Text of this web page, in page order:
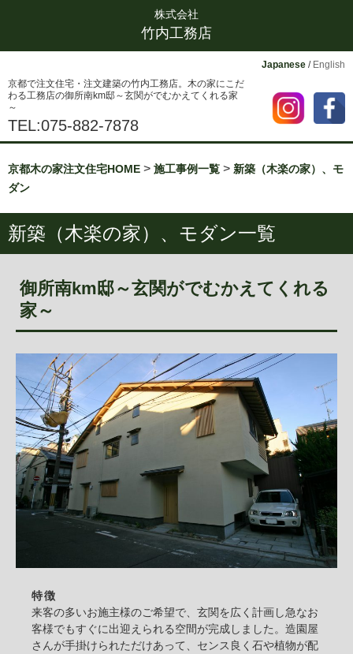
株式会社
竹内工務店
Japanese / English
京都で注文住宅・注文建築の竹内工務店。木の家にこだ
わる工務店の御所南km邸～玄関がでむかえてくれる家
～
TEL:075-882-7878
京都木の家注文住宅HOME > 施工事例一覧 > 新築（木楽の家）、モ
ダン
新築（木楽の家）、モダン一覧
御所南km邸～玄関がでむかえてくれる
家～
特徴
来客の多いお施主様のご希望で、玄関を広く計画し急なお
客様でもすぐに出迎えられる空間が完成しました。造園屋
さんが手掛けられただけあって、センス良く石や植物が配